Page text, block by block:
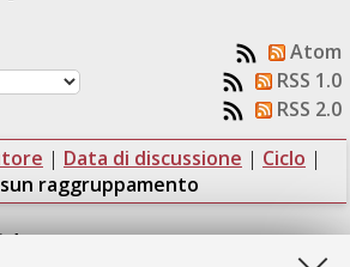
Atom
RSS 1.0
RSS 2.0
| Data di discussione | Ciclo |
raggruppamento
1.